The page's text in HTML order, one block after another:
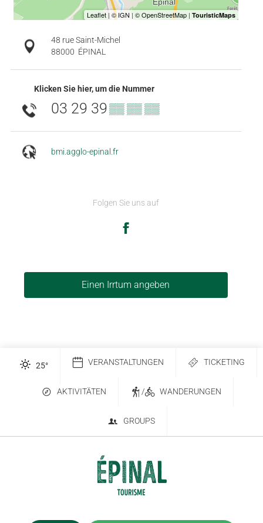
48 rue Saint-Michel
88000 ÉPINAL
Klicken Sie hier, um die Nummer
03 29 39▒▒ ▒▒ ▒▒
bmi.agglo-epinal.fr
Folgen Sie uns auf
Einen Irrtum angeben
25° VERANSTALTUNGEN TICKETING
AKTIVITÄTEN / WANDERUNGEN
GROUPS